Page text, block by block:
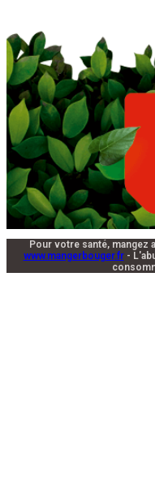
Pour votre santé, mangez
www.mangerbouger.fr-